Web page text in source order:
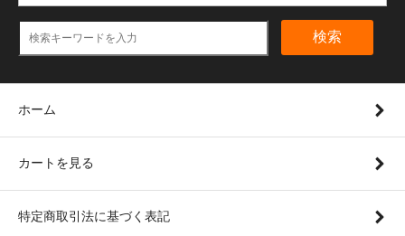
検索
ホーム
カートを見る
特定商取引法に基づく表記